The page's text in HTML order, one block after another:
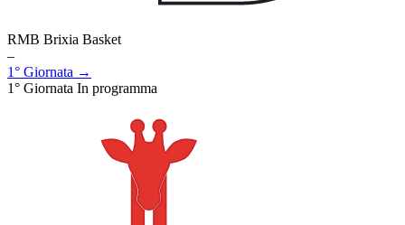
RMB Brixia Basket
–
1° Giornata →
1° Giornata In programma